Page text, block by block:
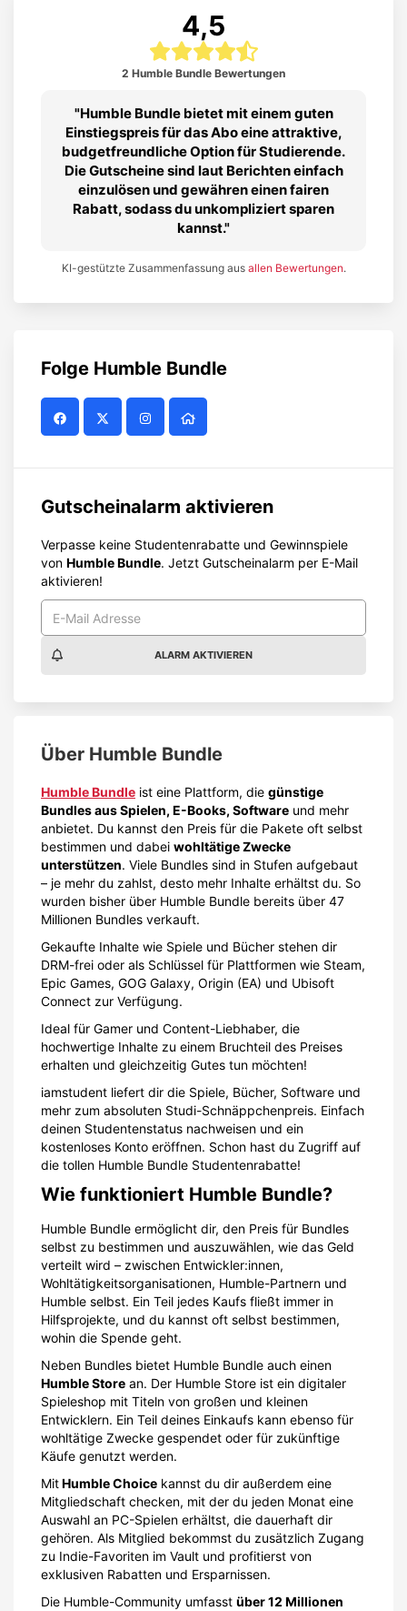
4,5
2 Humble Bundle Bewertungen
Humble Bundle bietet mit einem guten
Einstiegspreis für das Abo eine attraktive,
budgetfreundliche Option für Studierende.
Die Gutscheine sind laut Berichten einfach
einzulösen und gewähren einen fairen
Rabatt, sodass du unkompliziert sparen
kannst.
KI-gestützte Zusammenfassung aus allen Bewertungen.
Folge Humble Bundle
Gutscheinalarm aktivieren
Verpasse keine Studentenrabatte und Gewinnspiele
von Humble Bundle. Jetzt Gutscheinalarm per E-Mail
aktivieren!
ALARM AKTIVIEREN
Über Humble Bundle
Humble Bundle ist eine Plattform, die günstige
Bundles aus Spielen, E-Books, Software und mehr
anbietet. Du kannst den Preis für die Pakete oft selbst
bestimmen und dabei wohltätige Zwecke
unterstützen. Viele Bundles sind in Stufen aufgebaut
– je mehr du zahlst, desto mehr Inhalte erhältst du. So
wurden bisher über Humble Bundle bereits über 47
Millionen Bundles verkauft.
Gekaufte Inhalte wie Spiele und Bücher stehen dir
DRM-frei oder als Schlüssel für Plattformen wie Steam,
Epic Games, GOG Galaxy, Origin (EA) und Ubisoft
Connect zur Verfügung.
Ideal für Gamer und Content-Liebhaber, die
hochwertige Inhalte zu einem Bruchteil des Preises
erhalten und gleichzeitig Gutes tun möchten!
iamstudent liefert dir die Spiele, Bücher, Software und
mehr zum absoluten Studi-Schnäppchenpreis. Einfach
deinen Studentenstatus nachweisen und ein
kostenloses Konto eröffnen. Schon hast du Zugriff auf
die tollen Humble Bundle Studentenrabatte!
Wie funktioniert Humble Bundle?
Humble Bundle ermöglicht dir, den Preis für Bundles
selbst zu bestimmen und auszuwählen, wie das Geld
verteilt wird – zwischen Entwickler:innen,
Wohltätigkeitsorganisationen, Humble-Partnern und
Humble selbst. Ein Teil jedes Kaufs fließt immer in
Hilfsprojekte, und du kannst oft selbst bestimmen,
wohin die Spende geht.
Neben Bundles bietet Humble Bundle auch einen
Humble Store an. Der Humble Store ist ein digitaler
Spieleshop mit Titeln von großen und kleinen
Entwicklern. Ein Teil deines Einkaufs kann ebenso für
wohltätige Zwecke gespendet oder für zukünftige
Käufe genutzt werden.
MitHumble Choice kannst du dir außerdem eine
Mitgliedschaft checken, mit der du jeden Monat eine
Auswahl an PC-Spielen erhältst, die dauerhaft dir
gehören. Als Mitglied bekommst du zusätzlich Zugang
zu Indie-Favoriten im Vault und profitierst von
exklusiven Rabatten und Ersparnissen.
Die Humble-Community umfasst über 12 Millionen